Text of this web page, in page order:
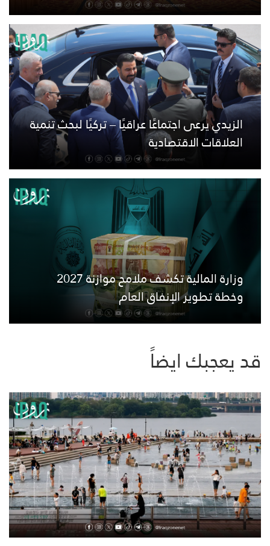
الزيدي يرعى اجتماعًا عراقيًا – تركيًا لبحث تنمية
العلاقات الاقتصادية
وزارة المالية تكشف ملامح موازنة 2027
وخطة تطوير الإنفاق العام
قد يعجبك ايضاً